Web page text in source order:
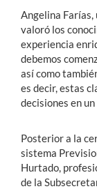
Angelina
valoró los
experiencia
debemos
así como
es decir, estas
decisiones en un
Posterior a la
sistema
Hurtado,
de la